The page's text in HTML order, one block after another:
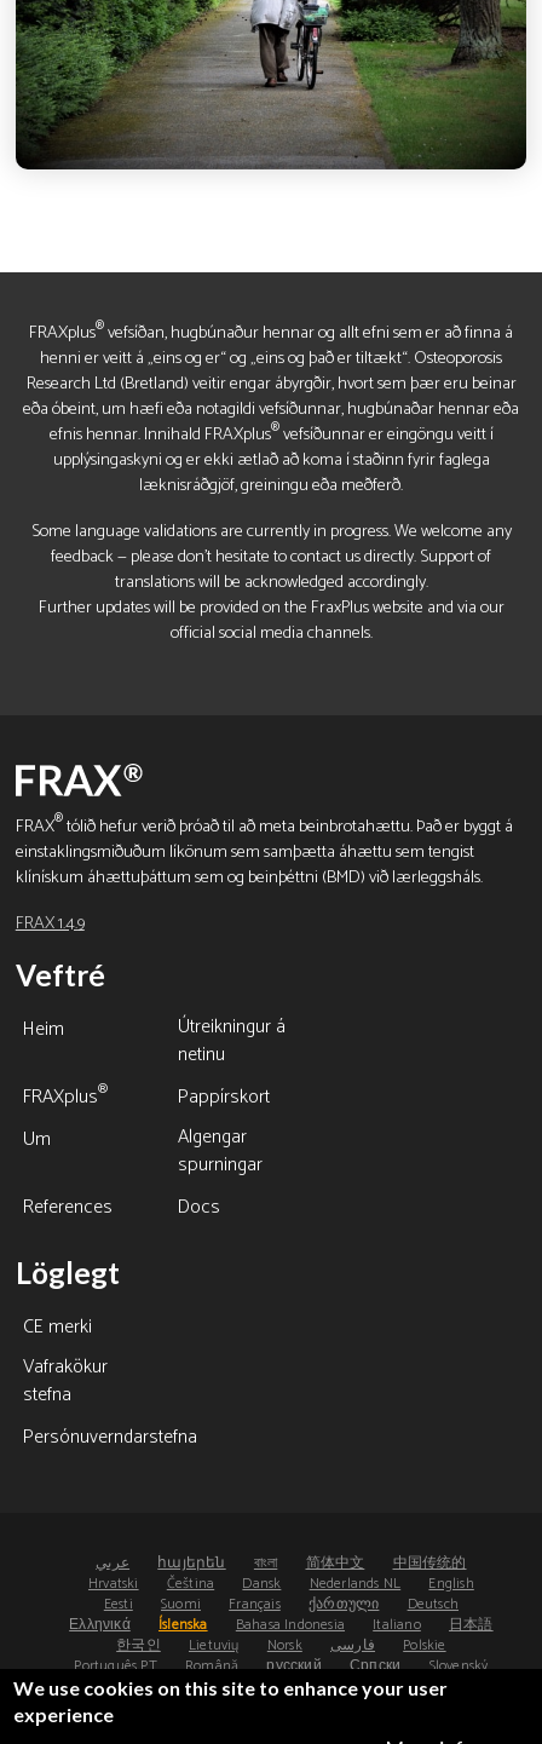
FRAXplus®vefsíðan, hugbúnaður hennar og allt efni sem er að finna á
henni er veitt á „eins og er“ og „eins og það er tiltækt“. Osteoporosis
Research Ltd (Bretland) veitir engar ábyrgðir, hvort sem þær eru beinar
eða óbeint, um hæfi eða notagildi vefsíðunnar, hugbúnaðar hennar eða
efnis hennar. Innihald FRAXplus®vefsíðunnar er eingöngu veitt í
upplýsingaskyni og er ekki ætlað að koma í staðinn fyrir faglega
læknisráðgjöf, greiningu eða meðferð.
Some language validations are currently in progress. We welcome any
feedback — please don’t hesitate to contact us directly. Support of
translations will be acknowledged accordingly.
Further updates will be provided on the FraxPlus website and via our
official social media channels.
FRAX®tólið hefur verið þróað til að meta beinbrotahættu. Það er byggt á
einstaklingsmiðuðum líkönum sem samþætta áhættu sem tengist
klínískum áhættuþáttum sem og beinþéttni (BMD) við lærleggsháls.
FRAX 1.4.9
Veftré
Heim
Útreikningur á
netinu
FRAXplus®
Pappírskort
Um
Algengar
spurningar
References
Docs
Löglegt
CE merki
Vafrakökur
stefna
Persónuverndarstefna
عربي հայերեն বাংলা 简体中文
中国传统的
Hrvatski
Čeština Dansk Nederlands NL
English
Eesti
Suomi Français ქართული
Deutsch
Ελληνικά
Íslenska Bahasa Indonesia Italiano
日本語
한국인
Lietuvių Norsk فارسی
Polskie
Português PT
Română русский Српски
Slovenský
Español
Svenska ไทย Türk Українська
We use cookies on this site to enhance your user
experience